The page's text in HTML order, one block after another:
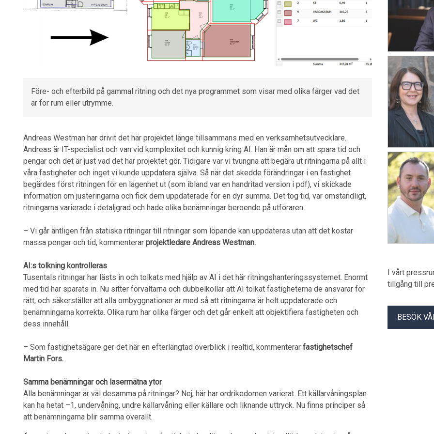
Före- och efterbild på gammal ritning och det nya programmet som visar med olika färger vad det
är för rum eller utrymme.
Andreas Westman har drivit det här projektet länge tillsammans med en verksamhetsutvecklare.
Andreas är IT-specialist och van vid komplexitet och kunnig kring AI. Han är mån om att spara tid och
pengar och det är just vad det här projektet gör. Tidigare var vi tvungna att begära ut ritningarna på allt i
våra fastigheter och inget vi kunde uppdatera själva. Så när det skedde förändringar i en fastighet
begärdes först ritningen för en lägenhet ut (som ibland var en handritad version i pdf), vi skickade
information om justeringarna och fick dem uppdaterade för en dyr summa. Det tog tid, var omständligt,
ritningarna varierade i detaljgrad och hade olika benämningar beroende på utföraren.
– Vi går äntligen från statiska ritningar till ritningar som löpande kan uppdateras utan att det kostar
massa pengar och tid, kommenterar projektledare Andreas Westman.
AI:s tolkning kontrolleras
Tusentals ritningar har lästs in och tolkats med hjälp av AI i det här ritningshanteringssystemet. Enormt
med tid har sparats in. Nu sitter förvaltarna och dubbelkollar att AI tolkat fastigheterna de ansvarar för
rätt, och säkerställer att alla ombyggnationer är med så att ritningarna är helt uppdaterade och
benämningarna korrekta. Olika rum har olika färger och det går enkelt att objektifiera fastigheten och
dess innehåll.
– Som fastighetsägare ger det här en efterlängtad överblick i realtid, kommenterar fastighetschef
Martin Fors.
Samma benämningar och lasermätna ytor
Alla benämningar är väl desamma på ritningar? Nej, här har ordrikedomen varierat. Ett källarvåningsplan
kan ha hetat –1, undervåning, undre källarvåning eller källare och liknande uttryck. Nu finns principer så
att benämningarna blir samma överallt.
I vårt
tillgång till
BESÖK